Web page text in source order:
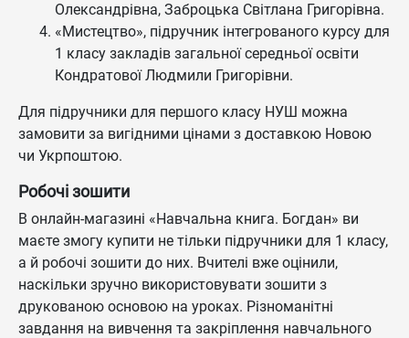
Олександрівна, Заброцька Світлана Григорівна.
«Мистецтво», підручник інтегрованого курсу для
1 класу закладів загальної середньої освіти
Кондратової Людмили Григорівни.
Для підручники для першого класу НУШ можна
замовити за вигідними цінами з доставкою Новою
чи Укрпоштою.
Робочі зошити
В онлайн-магазині «Навчальна книга. Богдан» ви
маєте змогу купити не тільки підручники для 1 класу,
а й робочі зошити до них. Вчителі вже оцінили,
наскільки зручно використовувати зошити з
друкованою основою на уроках. Різноманітні
завдання на вивчення та закріплення навчального